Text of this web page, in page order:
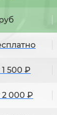
1 500 ₽
2 000 ₽